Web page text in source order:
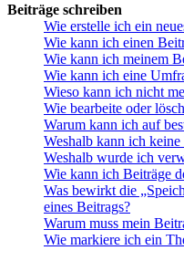
Beiträge schreiben
Wie erstelle ich ein
Wie kann ich einen
Wie kann ich meinem
Wie kann ich eine
Wieso kann ich nicht
Wie bearbeite oder
Warum kann ich auf
Weshalb kann ich
Weshalb wurde ich
Wie kann ich Beiträge
Was bewirkt die
eines Beitrags?
Warum muss mein
Wie markiere ich ein